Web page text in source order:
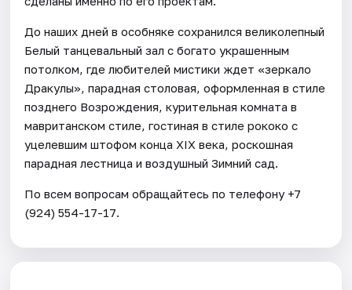
До наших дней в особняке сохранился великолепный
Белый танцевальный зал с богато украшенным
потолком, где любителей мистики ждет «зеркало
Дракулы», парадная столовая, оформленная в стиле
позднего Возрождения, курительная комната в
мавританском стиле, гостиная в стиле рококо с
уцелевшим штофом конца XIX века, роскошная
парадная лестница и воздушный Зимний сад.
По всем вопросам обращайтесь по телефону +7
(924) 554-17-17.